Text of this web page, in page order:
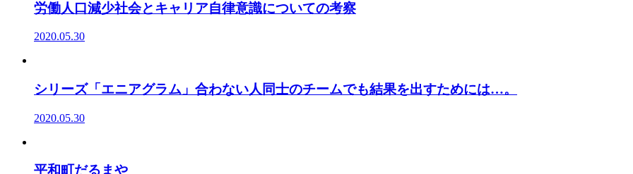
労働人口減少社会とキャリア自律意識についての考察
2020.05.30
シリーズ「エニアグラム」合わない人同士のチームでも結果を出すためには…。
2020.05.30
平和町だるまや